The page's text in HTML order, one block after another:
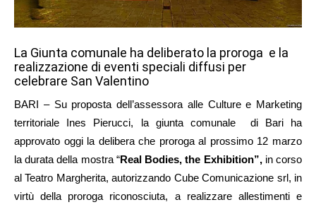
La Giunta comunale ha deliberato la proroga e la
realizzazione di eventi speciali diffusi per
celebrare San Valentino
BARI – Su proposta dell’assessora alle Culture e Marketing
territoriale Ines Pierucci, la giunta comunale di Bari ha
approvato oggi la delibera che proroga al prossimo 12 marzo
la durata della mostra “Real Bodies, the Exhibition”,in corso
al Teatro Margherita, autorizzando Cube Comunicazione srl, in
virtù della proroga riconosciuta, a realizzare allestimenti e